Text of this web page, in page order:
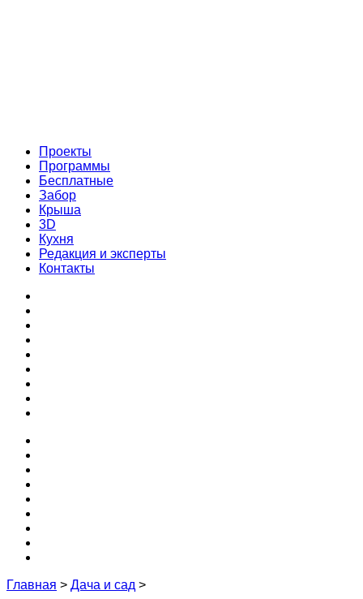
Проекты
Программы
Бесплатные
Забор
Крыша
3D
Кухня
Редакция и эксперты
Контакты
Главная > Дача и сад >